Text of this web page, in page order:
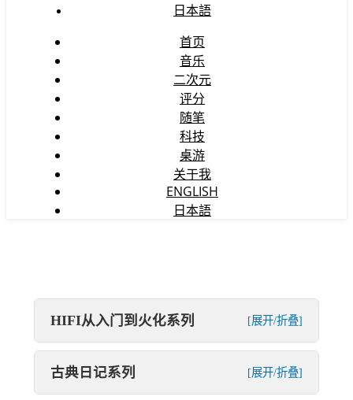
日本語
首页
音乐
二次元
评分
随笔
科技
桌游
关于我
ENGLISH
日本語
HIFI从入门到火化系列 [展开/折叠]
古典日记系列 [展开/折叠]